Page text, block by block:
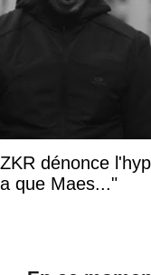
ZKR dénonce
a que Maes..."